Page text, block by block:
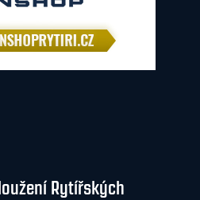
Rytířských